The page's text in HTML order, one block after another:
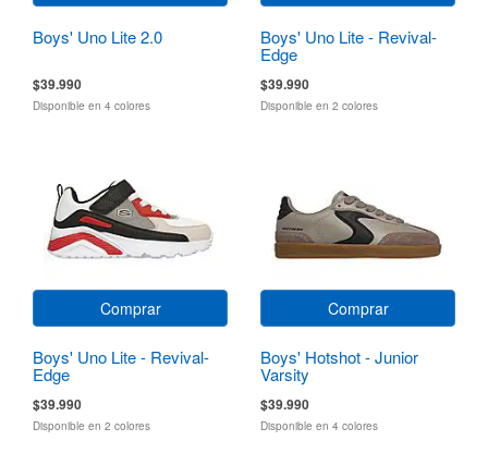
Boys' Uno Lite 2.0
$39.990
Disponible en 4 colores
Boys' Uno Lite - Revival-
Edge
$39.990
Disponible en 2 colores
Comprar
Boys' Uno Lite - Revival-
Edge
$39.990
Disponible en 2 colores
Comprar
Boys' Hotshot - Junior
Varsity
$39.990
Disponible en 4 colores